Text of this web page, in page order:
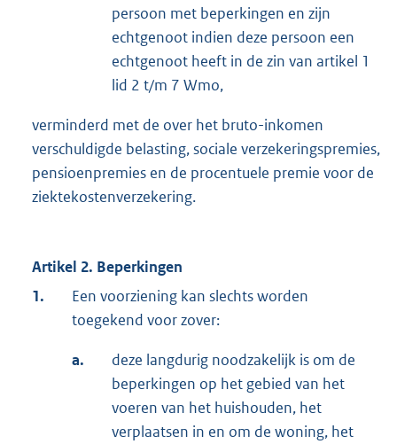
persoon met beperkingen en zijn
echtgenoot indien deze persoon een
echtgenoot heeft in de zin van artikel 1
lid 2 t/m 7 Wmo,
verminderd met de over het bruto-inkomen
verschuldigde belasting, sociale verzekeringspremies,
pensioenpremies en de procentuele premie voor de
ziektekostenverzekering.
Artikel 2. Beperkingen
1.
Een voorziening kan slechts worden
toegekend voor zover:
a.
deze langdurig noodzakelijk is om de
beperkingen op het gebied van het
voeren van het huishouden, het
verplaatsen in en om de woning, het